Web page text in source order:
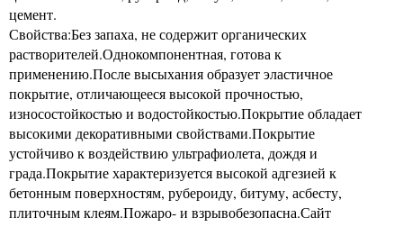
цемент.
Свойства:Без запаха, не содержит органических
растворителей.Однокомпонентная, готова к
применению.После высыхания образует эластичное
покрытие, отличающееся высокой прочностью,
износостойкостью и водостойкостью.Покрытие обладает
высокими декоративными свойствами.Покрытие
устойчиво к воздействию ультрафиолета, дождя и
града.Покрытие характеризуется высокой адгезией к
бетонным поверхностям, рубероиду, битуму, асбесту,
плиточным клеям.Пожаро- и взрывобезопасна.Сайт